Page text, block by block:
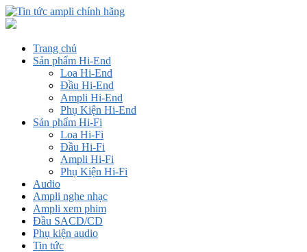
Trang chủ
Sản phẩm Hi-End
Loa Hi-End
Đầu Hi-End
Ampli Hi-End
Phụ Kiện Hi-End
Sản phẩm Hi-Fi
Loa Hi-Fi
Đầu Hi-Fi
Ampli Hi-Fi
Phụ Kiện Hi-Fi
Audio
Ampli nghe nhạc
Ampli xem phim
Đầu SACD/CD
Phụ kiện audio
Tin tức